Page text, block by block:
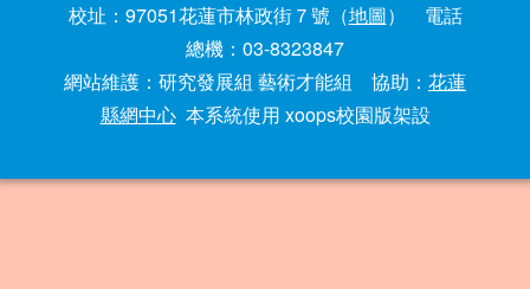
校址：97051花蓮市林政街７號（地圖） 電話
總機：03-8323847
網站維護：研究發展組 藝術才能組 協助： 花蓮
縣網中心本系統使用 xoops校園版架設